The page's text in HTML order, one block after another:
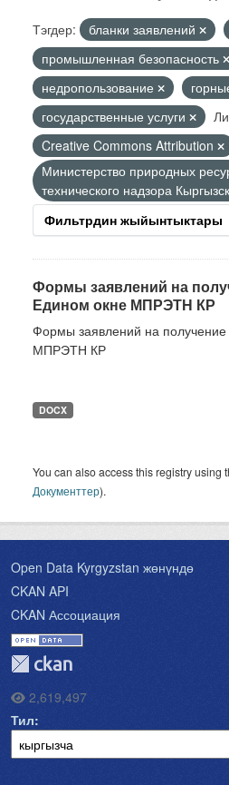
Тэгдер:
бланки заявлений
промышленная безопасность
недропользование
государственные услуги
Creative Commons Attribution
Министерство природных
технического надзора
Фильтрдин жыйынтыктары
Формы заявлений на
Едином окне МПРЭТН КР
Формы заявлений на получение
МПРЭТН КР
DOCX
You can also access this registry using
Документтер).
Open Data Kyrgyzstan жөнүндө
CKAN API
CKAN Ассоциация
2,619,497
Тил